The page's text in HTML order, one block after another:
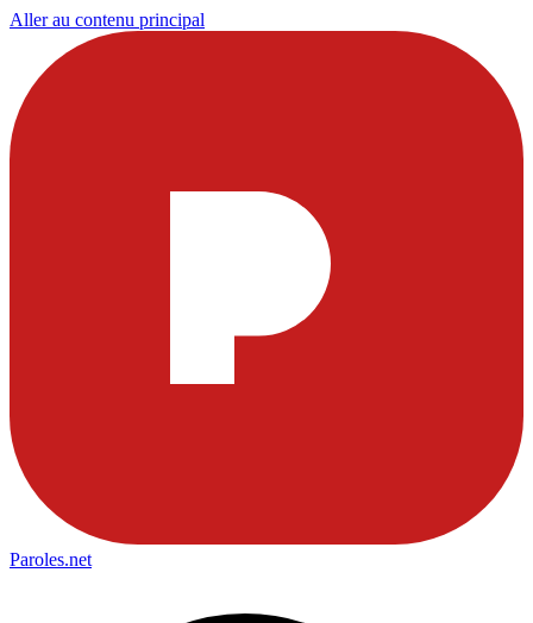
Aller au contenu principal
Paroles.net